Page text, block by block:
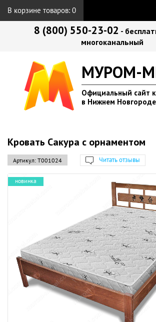
В корзине товаров: 0
8 (800) 550-23-02 -
многоканальный
МУРОМ-
Официальный сайт
в Нижнем Новгороде
Кровать Сакура с орнаментом
Артикул: Т001024 Читать отзывы
новинка